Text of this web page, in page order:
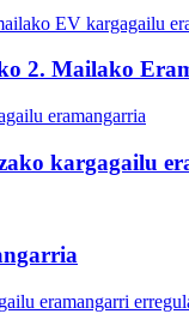
2. Mailako
kargagailu